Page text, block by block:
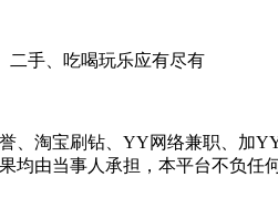
二手、吃喝玩乐应有尽有
、淘宝刷钻、YY网络兼职、加
均由当事人承担，本平台不负任